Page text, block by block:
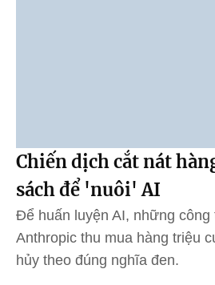
Chiến dịch cắt nát
sách để 'nuôi' AI
Để huấn luyện AI, những
Anthropic thu mua hàng triệu
hủy theo đúng nghĩa đen.